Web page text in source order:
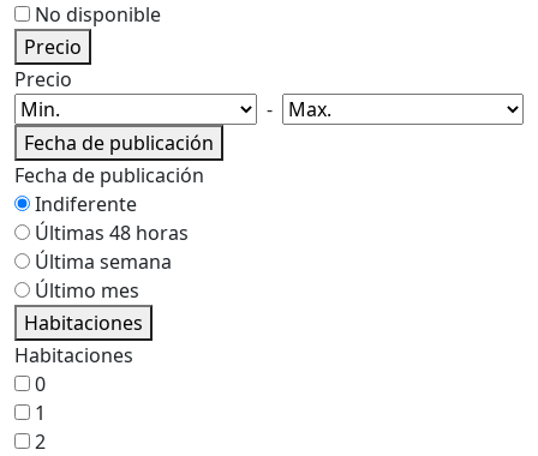
No disponible
Precio
Precio
-
Fecha de publicación
Fecha de publicación
Indiferente
Últimas 48 horas
Última semana
Último mes
Habitaciones
Habitaciones
0
1
2